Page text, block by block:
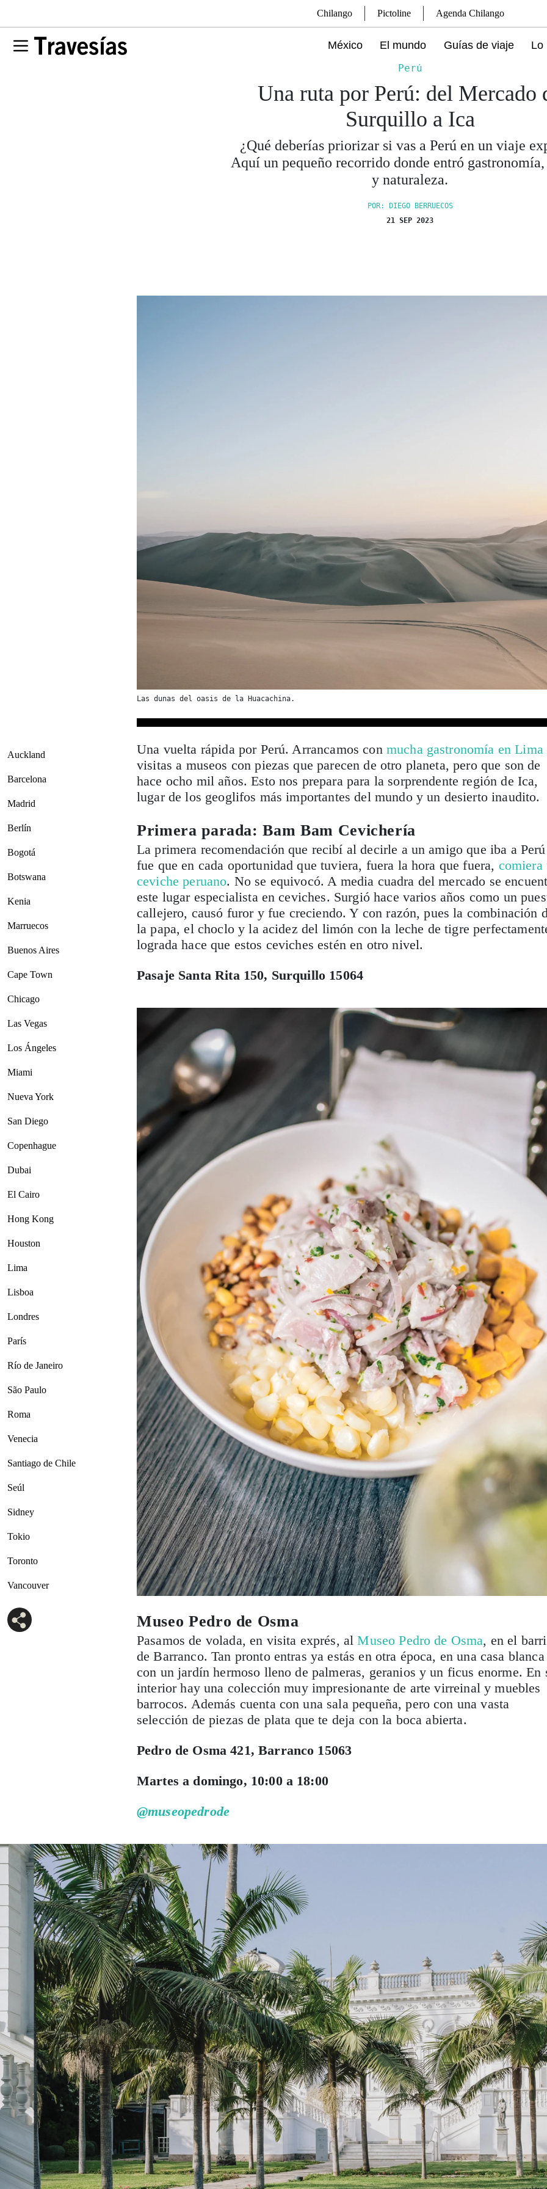
Chilango Pictoline Agenda Chilango
México El mundo Guías de viaje Lo
Perú
Una ruta por Perú: del Mercado
Surquillo a Ica
¿Qué deberías priorizar si vas a Perú en un viaje
Aquí un pequeño recorrido donde entró
y naturaleza.
POR: DIEGO BERRUECOS
21 SEP 2023
Las dunas del oasis de la Huacachina.
Auckland
Barcelona
Madrid
Berlín
Bogotá
Botswana
Kenia
Marruecos
Buenos Aires
Cape Town
Chicago
Las Vegas
Los Ángeles
Miami
Nueva York
San Diego
Copenhague
Dubai
El Cairo
Hong Kong
Houston
Lima
Lisboa
Londres
París
Río de Janeiro
São Paulo
Roma
Venecia
Santiago de Chile
Seúl
Sidney
Tokio
Toronto
Vancouver
Una vuelta rápida por Perú. Arrancamos con mucha gastronomía en Lima
visitas a museos con piezas que parecen de otro planeta, pero que son de
hace ocho mil años. Esto nos prepara para la sorprendente región de Ica,
lugar de los geoglifos más importantes del mundo y un desierto inaudito.
Primera parada: Bam Bam Cevichería
La primera recomendación que recibí al decirle a un amigo que iba a Perú
fue que en cada oportunidad que tuviera, fuera la hora que fuera, comiera
ceviche peruano. No se equivocó. A media cuadra del mercado se
este lugar especialista en ceviches. Surgió hace varios años como un
callejero, causó furor y fue creciendo. Y con razón, pues la combinación
la papa, el choclo y la acidez del limón con la leche de tigre
lograda hace que estos ceviches estén en otro nivel.
Pasaje Santa Rita 150, Surquillo 15064
Museo Pedro de Osma
Pasamos de volada, en visita exprés, alMuseo Pedro de Osma, en el
de Barranco. Tan pronto entras ya estás en otra época, en una casa blanca
con un jardín hermoso lleno de palmeras, geranios y un ficus enorme. En
interior hay una colección muy impresionante de arte virreinal y muebles
barrocos. Además cuenta con una sala pequeña, pero con una vasta
selección de piezas de plata que te deja con la boca abierta.
Pedro de Osma 421, Barranco 15063
Martes a domingo, 10:00 a 18:00
@museopedrode